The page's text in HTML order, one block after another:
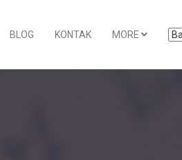
BLOG KONTAK MORE